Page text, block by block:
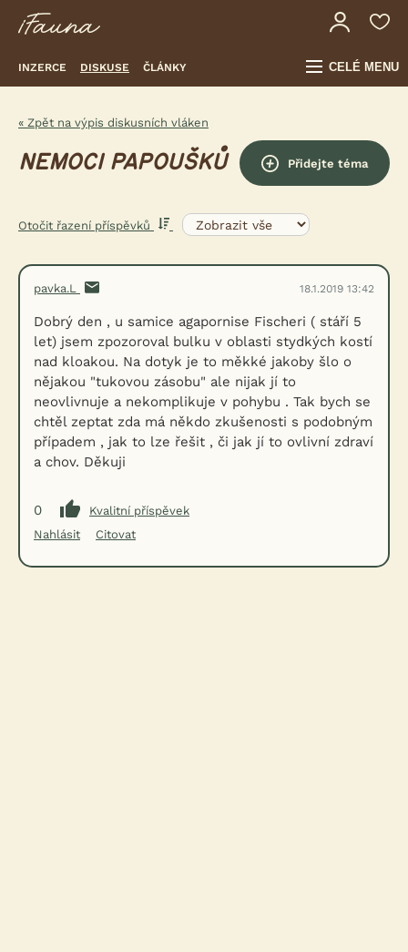
INZERCE DISKUSE ČLÁNKY CELÉ MENU
« Zpět na výpis diskusních vláken
NEMOCI PAPOUŠKŮ Přidejte téma
Otočit řazení příspěvků
pavka.L 18.1.2019 13:42
Dobrý den , u samice agapornise Fischeri ( stáří 5
let) jsem zpozoroval bulku v oblasti stydkých kostí
nad kloakou. Na dotyk je to měkké jakoby šlo o
nějakou "tukovou zásobu" ale nijak jí to
neovlivnuje a nekomplikuje v pohybu . Tak bych se
chtěl zeptat zda má někdo zkušenosti s podobným
případem , jak to lze řešit , či jak jí to ovlivní zdraví
a chov. Děkuji
0
Kvalitní příspěvek
Nahlásit
Citovat